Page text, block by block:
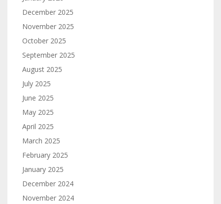
December 2025
November 2025
October 2025
September 2025
August 2025
July 2025
June 2025
May 2025
April 2025
March 2025
February 2025
January 2025
December 2024
November 2024